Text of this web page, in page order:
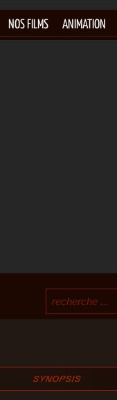
NOS FILMS ANIMATION